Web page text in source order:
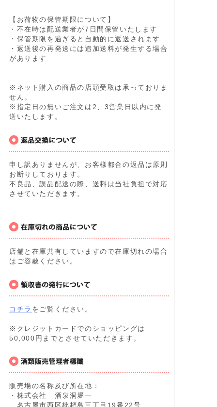
【お荷物の保管期限について】
・不在時は配送業者が7日間保管いたします
・保管期限を過ぎると自動的に返送されます
・返送後の再発送には追加送料が発生する場合
があります
※ネット購入の商品の店頭受取は承っておりま
せん。
※指定日の無いご注文は2、3営業日以内に発
送いたします。
申し訳ありませんが、お客様都合の返品は原則
お断りしております。
不良品、誤品配送の際、送料は当社負担で対応
させていただきます。
店舗と在庫共有していますので在庫切れの場合
はご容赦ください。
コチラ をご覧ください。
※クレジットカードでのショッピングは
50,000円までとさせていただきます。
販売場の名称及び所在地：
・株式会社 酒泉洞堀一
名古屋市西区枇杷島三丁目19番22号